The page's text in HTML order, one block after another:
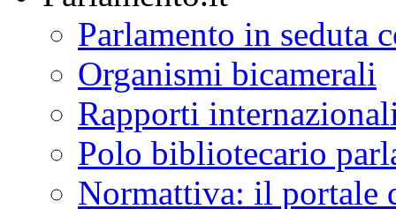
Parlamento in seduta
Organismi bicamerali
Rapporti
Polo bibliotecario
Normattiva: il portale